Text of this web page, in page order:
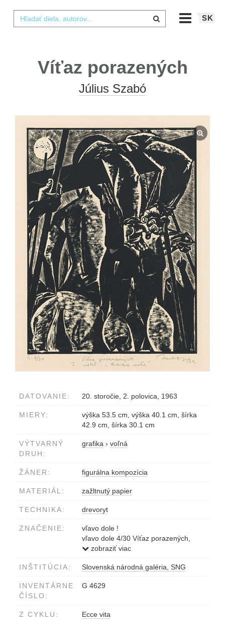
SK
Víťaz porazených
Július Szabó
DATOVANIE: 20. storočie, 2. polovica, 1963
MIERY:
výška 53.5 cm, výška 40.1 cm, šírka
42.9 cm, šírka 30.1 cm
VÝTVARNÝ
DRUH:
grafika › voľná
ŽÁNER: figurálna kompozícia
MATERIÁL: zažltnutý papier
TECHNIKA: drevoryt
ZNAČENIE:
vľavo dole !
vľavo dole 4/30 Víťaz porazených,
Szabó 963 z cyklu 'Ecce vita'
zobraziť viac
INŠTITÚCIA: Slovenská národná galéria, SNG
INVENTÁRNE
ČÍSLO:
G 4629
Z CYKLU: Ecce vita